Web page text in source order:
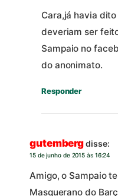
Cara,já havia
deveriam ser
Sampaio no
do anonimato.
Responder
gutembergdisse:
15 de junho de 2015 às 16:24
Amigo, o Sampaio
Masquerano do